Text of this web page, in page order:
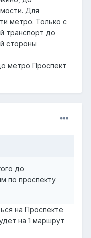
Для
метро. Только с
транспорт до
стороны
метро Проспект
до
по проспекту
на Проспекте
на 1 маршрут